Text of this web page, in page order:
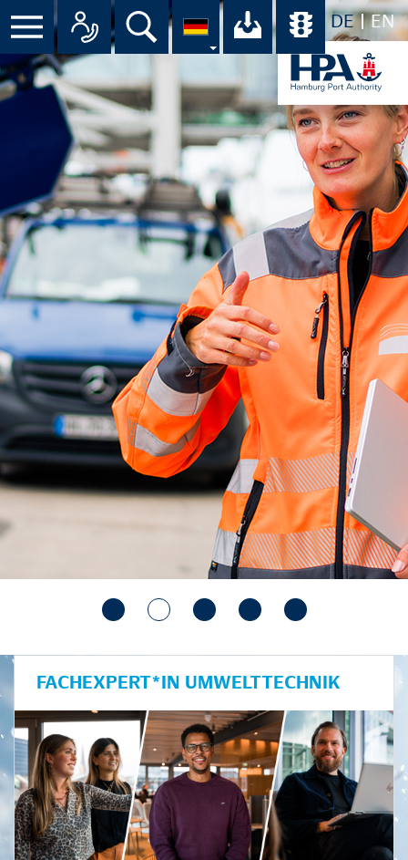
DE EN
Menü Alle Ansprechpartner im
Suche Ihr Download-
FACHEXPERT*IN UMWELTTECHNIK